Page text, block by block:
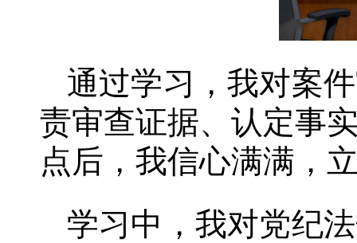
通过学习，我对案
责审查证据、认定事
点后，我信心满满，
学习中，我对党纪